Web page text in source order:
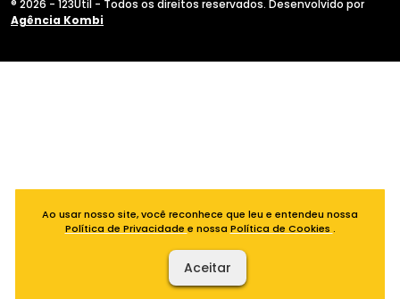
® 2026 - 123Útil - Todos os direitos reservados. Desenvolvido por
Agência Kombi
Ao usar nosso site, você reconhece que leu e entendeu nossa
Política de Privacidade e nossa Política de Cookies .
Aceitar